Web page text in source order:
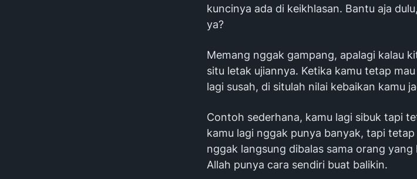
kuncinya ada di keikhlasan. Bantu aja
ya?
Memang nggak gampang, apalagi kalau
situ letak ujiannya. Ketika kamu tetap
lagi susah, di situlah nilai kebaikan kamu
Contoh sederhana, kamu lagi sibuk tapi
kamu lagi nggak punya banyak, tapi
nggak langsung dibalas sama orang
Allah punya cara sendiri buat balikin.